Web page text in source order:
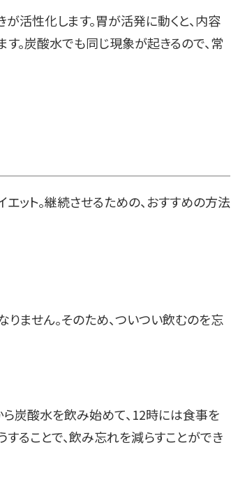
活性化します。胃が活発に動くと、内容
。炭酸水でも同じ現象が起きるので、常
ット。継続させるための、おすすめの方法
ません。そのため、ついつい飲むのを忘
ら炭酸水を飲み始めて、12時には食事を
することで、飲み忘れを減らすことができ